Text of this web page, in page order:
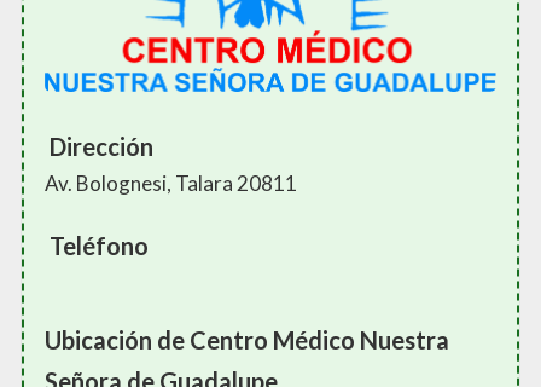
Dirección
Av. Bolognesi, Talara 20811
Teléfono
Ubicación de Centro Médico Nuestra